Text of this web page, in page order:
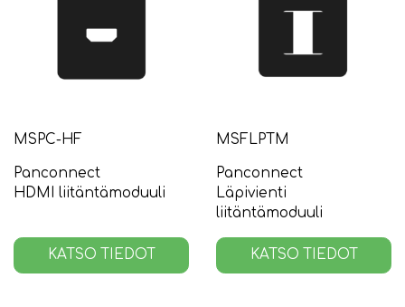
MSPC-HF
Panconnect
HDMI liitäntämoduuli
KATSO TIEDOT
MSFLPTM
Panconnect
Läpivienti
liitäntämoduuli
KATSO TIEDOT